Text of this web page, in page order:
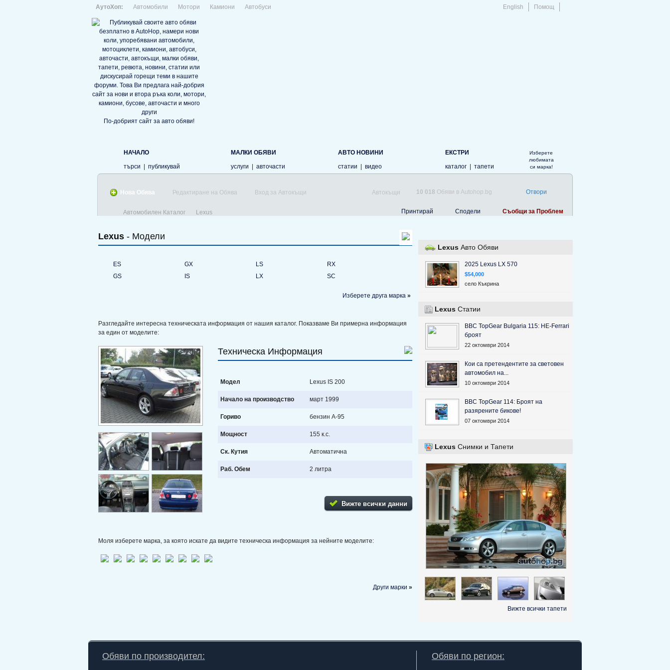
English Помощ
АутоХоп: Автомобили Мотори Камиони Автобуси
По-добрият сайт за авто обяви!
НАЧАЛО
търси
публикувай
МАЛКИ ОБЯВИ
услуги
авточасти
АВТО НОВИНИ
статии
видео
ЕКСТРИ
каталог
тапети
Изберете
любимата
си марка!
Нова Обява Редактиране на Обява Вход за Автокъщи Автокъщи 10 018 Обяви в Autohop.bg Отвори
Принтирай Сподели Съобщи за Проблем
Автомобилен Каталог Lexus
Lexus - Модели
ES GX LS
RX
GS
IS LX SC
Изберете друга марка »
Разгледайте интересна техническата информация от нашия каталог. Показваме Ви примерна информация
за един от моделите:
Техническа Информация
Модел Lexus IS 200
Начало на производство март 1999
Гориво бензин А-95
Мощност 155 к.с.
Ск. Кутия Автоматична
Раб. Обем 2 литра
Вижте всички данни
Моля изберете марка, за която искате да видите техническа информация за нейните моделите:
Други марки »
Lexus Авто Обяви
2025 Lexus LX 570
$54,000
село Къкрина
Lexus Статии
BBC TopGear Bulgaria 115: НЕ-Ferrari
броят
22 октомври 2014
Кои са претендентите за световен
автомобил на...
10 октомври 2014
BBC TopGear 114: Броят на
разярените бикове!
07 октомври 2014
Lexus Снимки и Тапети
Вижте всички тапети
Обяви по производител: Обяви по регион: